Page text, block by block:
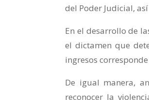
del Poder Judicial,
En el desarrollo de
el dictamen que
ingresos
De igual manera,
reconocer la